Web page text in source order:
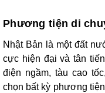
Phương tiện di
Nhật Bản là một đất
cực hiện đại và tân
điện ngầm, tàu cao
chọn bất kỳ phương